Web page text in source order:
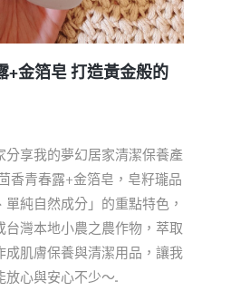
+金箔皂 打造黃金般的
分享我的夢幻居家清潔保養產
香青春露+金箔皂，皂籽瓏品
純自然成分」的重點特色，
台灣本地小農之農作物，萃取
成肌膚保養與清潔用品，讓我
心與安心不少～...